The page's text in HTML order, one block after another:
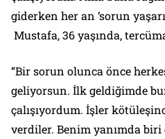
giderken her an ‘sorun
Mustafa, 36 yaşında,
“Bir sorun olunca önce
geliyorsun. İlk geldiğimde
çalışıyordum. İşler
verdiler. Benim yanımda